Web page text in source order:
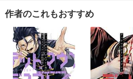
作者のこれもおすすめ